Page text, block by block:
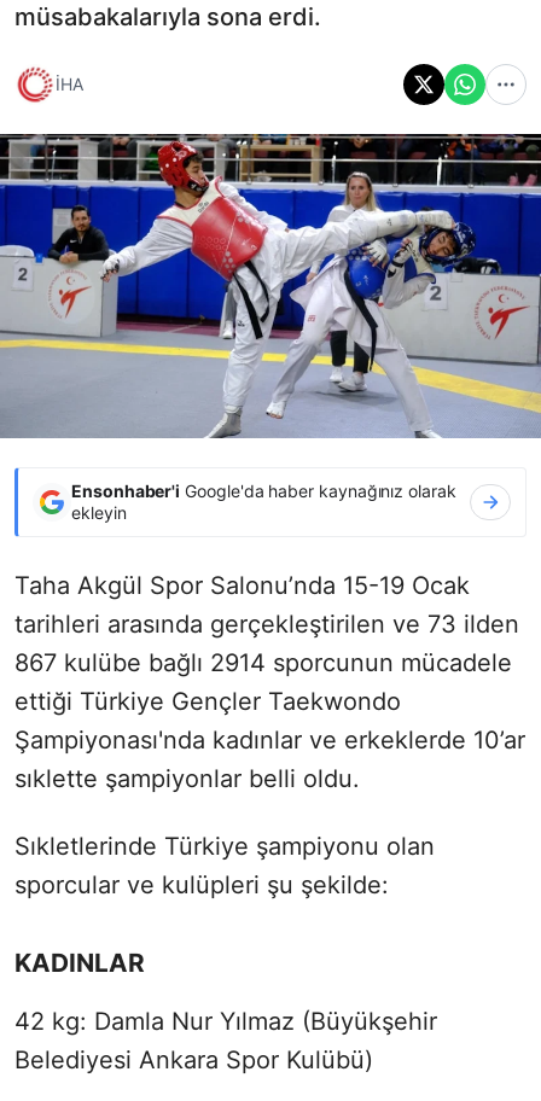
müsabakalarıyla sona erdi.
İHA
Ensonhaber'i Google'da haber kaynağınız olarak
ekleyin
Taha Akgül Spor Salonu’nda 15-19 Ocak
tarihleri arasında gerçekleştirilen ve 73 ilden
867 kulübe bağlı 2914 sporcunun mücadele
ettiği Türkiye Gençler Taekwondo
Şampiyonası'nda kadınlar ve erkeklerde 10’ar
sıklette şampiyonlar belli oldu.
Sıkletlerinde Türkiye şampiyonu olan
sporcular ve kulüpleri şu şekilde:
KADINLAR
42 kg: Damla Nur Yılmaz (Büyükşehir
Belediyesi Ankara Spor Kulübü)